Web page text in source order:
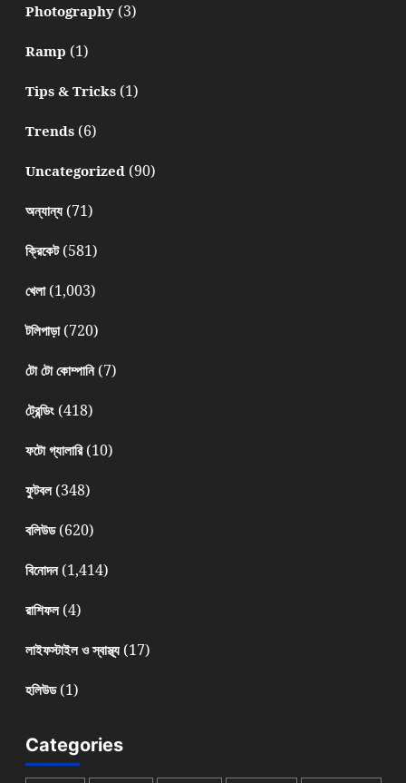
Photography(3)
Ramp (1)
Tips & Tricks(1)
Trends(6)
Uncategorized(90)
অন্যান্য(71)
ক্রিকেট(581)
খেলা(1,003)
টলিপাড়া(720)
টো টো কোম্পানি(7)
ট্রেন্ডিং(418)
ফটো গ্যালারি(10)
ফুটবল(348)
বলিউড(620)
বিনোদন(1,414)
রাশিফল(4)
লাইফস্টাইল ও স্বাস্থ্য(17)
হলিউড(1)
Categories